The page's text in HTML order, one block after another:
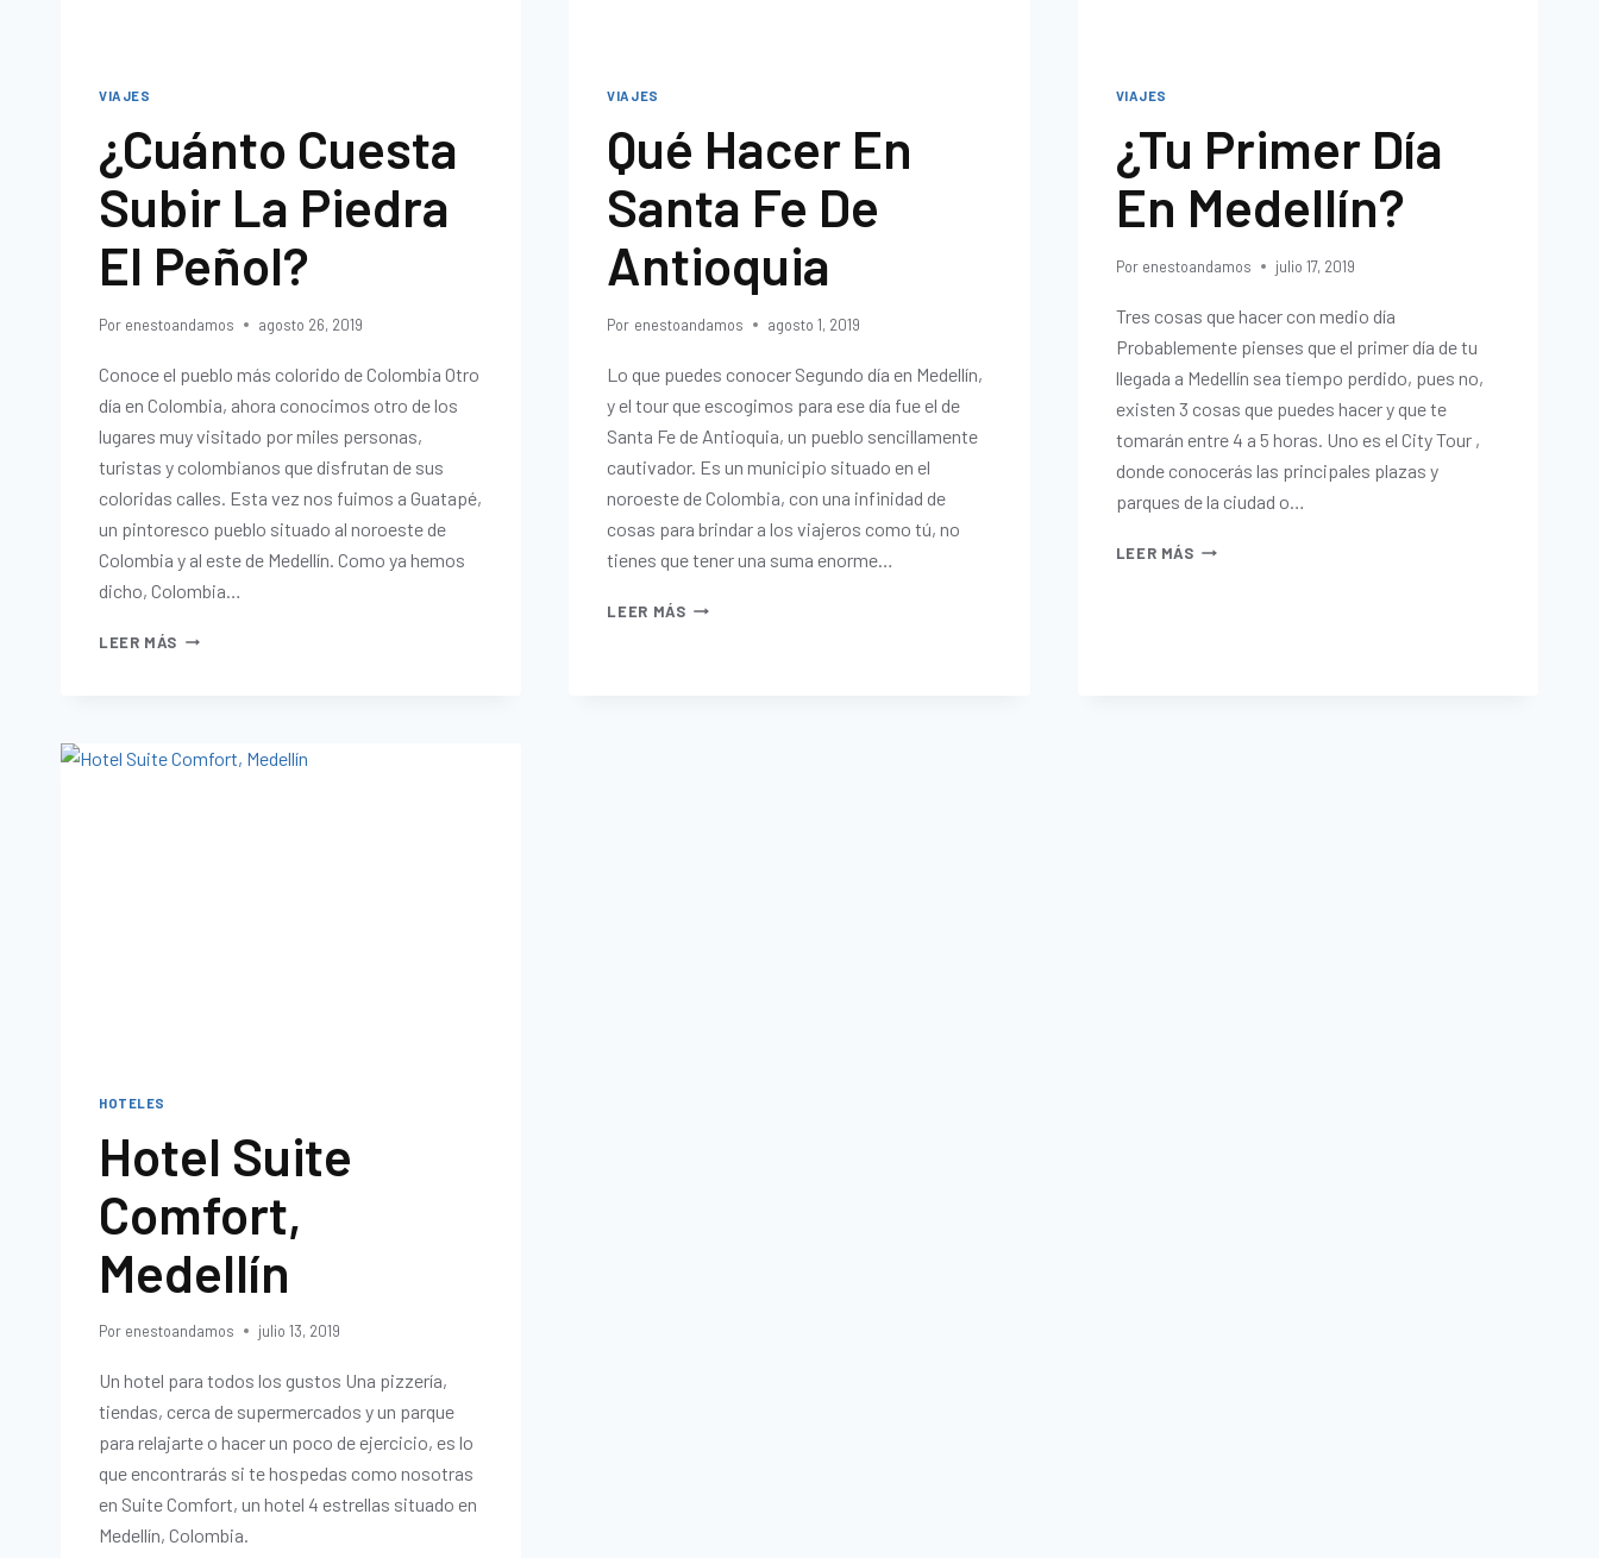
VIAJES
¿Cuánto Cuesta
Subir La Piedra
El Peñol?
Por enestoandamos agosto 26, 2019
Conoce el pueblo más colorido de Colombia Otro
día en Colombia, ahora conocimos otro de los
lugares muy visitado por miles personas,
turistas y colombianos que disfrutan de sus
coloridas calles. Esta vez nos fuimos a Guatapé,
un pintoresco pueblo situado al noroeste de
Colombia y al este de Medellín. Como ya hemos
dicho, Colombia…
LEER MÁS
VIAJES
Qué Hacer En
Santa Fe De
Antioquia
Por enestoandamos agosto 1, 2019
Lo que puedes conocer Segundo día en Medellín,
y el tour que escogimos para ese día fue el de
Santa Fe de Antioquia, un pueblo sencillamente
cautivador. Es un municipio situado en el
noroeste de Colombia, con una infinidad de
cosas para brindar a los viajeros como tú, no
tienes que tener una suma enorme…
LEER MÁS
VIAJES
¿Tu Primer Día
En Medellín?
Por enestoandamos julio 17, 2019
Tres cosas que hacer con medio día
Probablemente pienses que el primer día de tu
llegada a Medellín sea tiempo perdido, pues no,
existen 3 cosas que puedes hacer y que te
tomarán entre 4 a 5 horas. Uno es el City Tour ,
donde conocerás las principales plazas y
parques de la ciudad o…
LEER MÁS
HOTELES
Hotel Suite
Comfort,
Medellín
Por enestoandamos julio 13, 2019
Un hotel para todos los gustos Una pizzería,
tiendas, cerca de supermercados y un parque
para relajarte o hacer un poco de ejercicio, es lo
que encontrarás si te hospedas como nosotras
en Suite Comfort, un hotel 4 estrellas situado en
Medellín, Colombia.